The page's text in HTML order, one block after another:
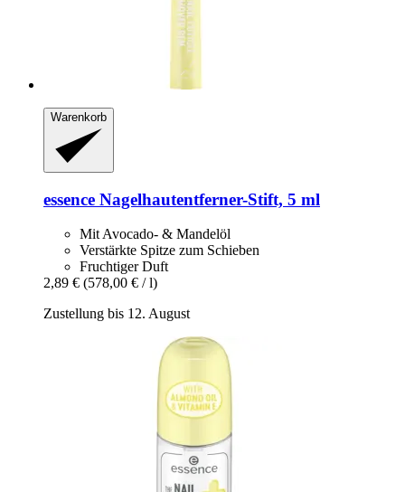
Warenkorb
essence Nagelhautentferner-​Stift, 5 ml
Mit Avocado- & Mandelöl
Verstärkte Spitze zum Schieben
Fruchtiger Duft
2,89 € (578,00 € / l)
Zustellung bis 12. August